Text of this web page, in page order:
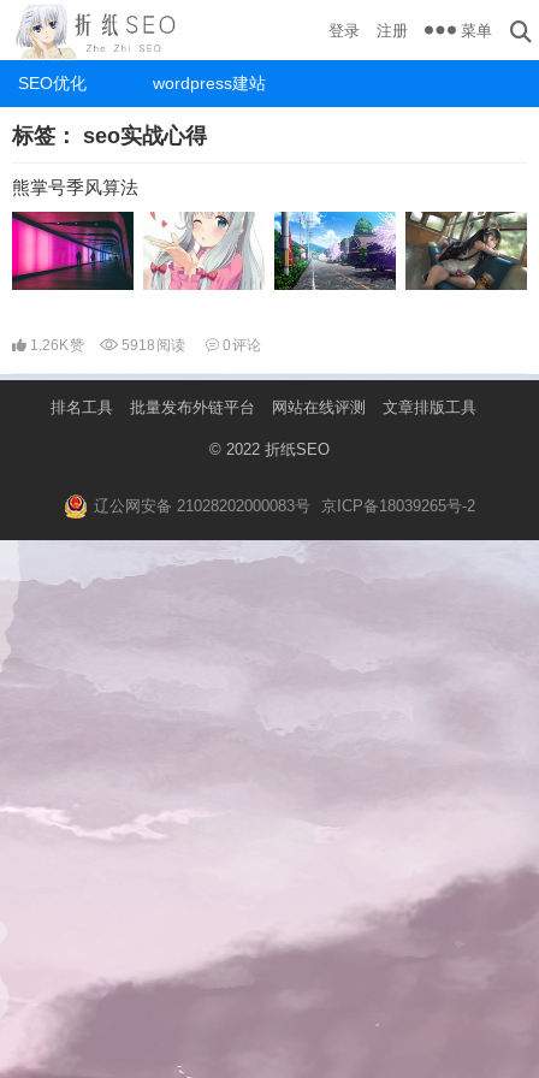
SEO优化 wordpress建站
登录 注册 菜单
标签： seo实战心得
熊掌号季风算法
1.26K赞 5918 阅读 0评论
排名工具 批量发布外链平台 网站在线评测 文章排版工具
© 2022 折纸SEO
辽公网安备 21028202000083号 京ICP备18039265号-2